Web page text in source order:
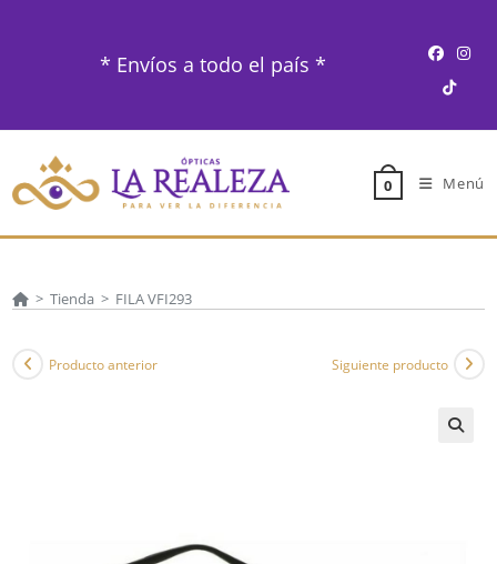
* Envíos a todo el país *
0 Menú
> Tienda > FILA VFI293
Producto anterior Siguiente producto